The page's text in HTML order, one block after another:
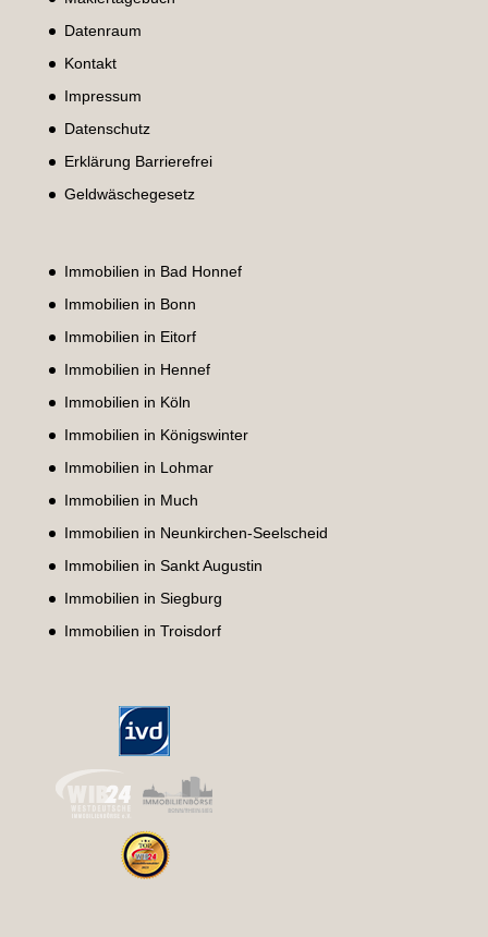
Datenraum
Kontakt
Impressum
Datenschutz
Erklärung Barrierefrei
Geldwäschegesetz
Immobilien in Bad Honnef
Immobilien in Bonn
Immobilien in Eitorf
Immobilien in Hennef
Immobilien in Köln
Immobilien in Königswinter
Immobilien in Lohmar
Immobilien in Much
Immobilien in Neunkirchen-Seelscheid
Immobilien in Sankt Augustin
Immobilien in Siegburg
Immobilien in Troisdorf